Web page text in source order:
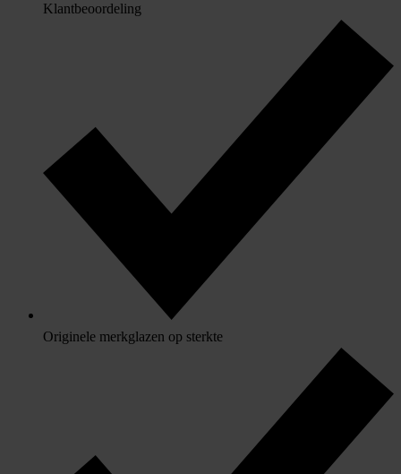
Klantbeoordeling
Originele merkglazen op sterkte